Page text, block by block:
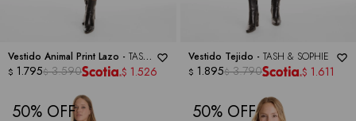
Vestido Animal Print Lazo - TASH
& SOPHIE
$ 1.795$ 3.590 $ 1.526
Vestido Tejido - TASH & SOPHIE
$ 1.895$ 3.790 $ 1.611
50 50